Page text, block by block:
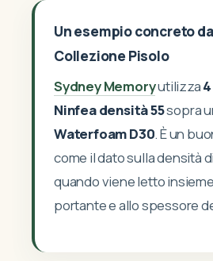
Un esempio concreto
Collezione Pisolo
Sydney Memoryutilizza
Ninfea densità 55sopra
Waterfoam D30. È un
come il dato sulla densità
quando viene letto
portante e allo spessore